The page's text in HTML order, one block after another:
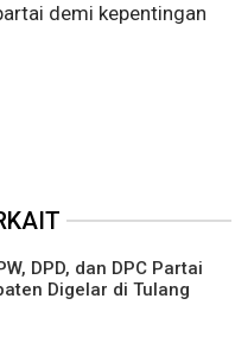
demi kepentingan
DPD, dan DPC Partai
Digelar di Tulang